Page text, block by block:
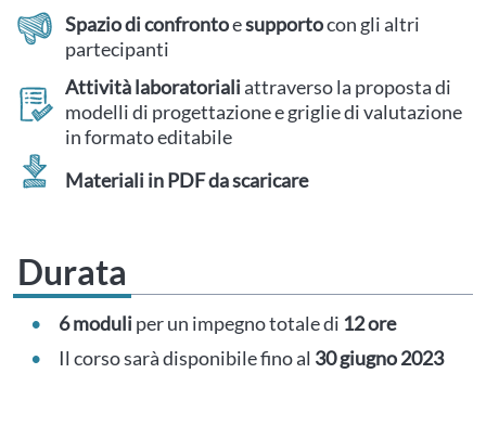
Spazio di confrontoesupportocon gli altri
partecipanti
Attività laboratorialiattraverso la proposta di
modelli di progettazione e griglie di valutazione
in formato editabile
Materiali in PDF da scaricare
Durata
6 moduliper un impegno totale di 12 ore
Il corso sarà disponibile fino al 30 giugno 2023